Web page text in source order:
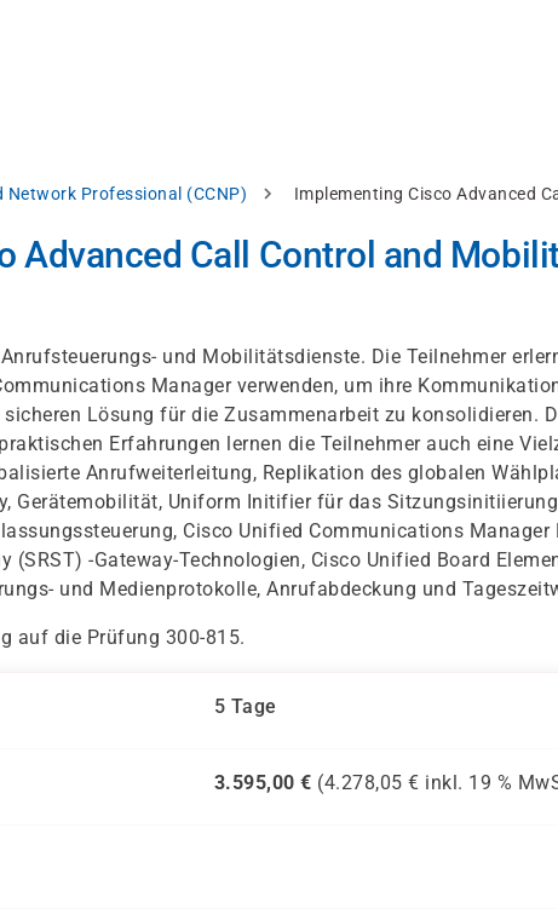
Network Professional (CCNP) Implementing Cisco Advanced
Advanced Call Control and
und Mobilitätsdienste. Die Teilnehmer
Manager verwenden, um ihre
Lösung für die Zusammenarbeit zu konsolidieren.
Erfahrungen lernen die Teilnehmer auch eine
Anrufweiterleitung, Replikation des globalen
Gerätemobilität, Uniform Initifier für das
Cisco Unified Communications Manager
(SRST) -Gateway-Technologien, Cisco Unified Board
und Medienprotokolle, Anrufabdeckung und
auf die Prüfung 300-815.
5 Tage
3.595,00 € (4.278,05 € inkl. 19 %